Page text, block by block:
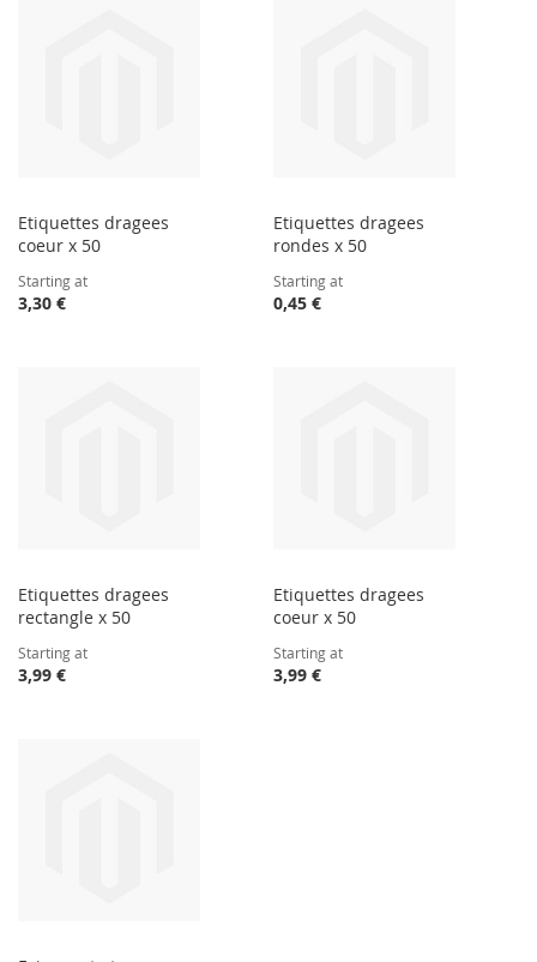
Etiquettes dragees
coeur x 50
Starting at
3,30 €
Etiquettes dragees
rondes x 50
Starting at
0,45 €
Etiquettes dragees
rectangle x 50
Starting at
3,99 €
Etiquettes dragees
coeur x 50
Starting at
3,99 €